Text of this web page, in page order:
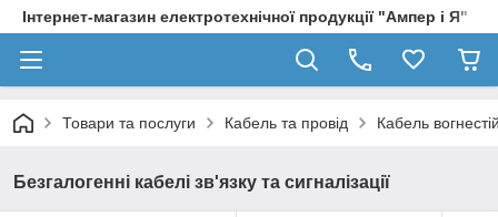
Інтернет-магазин електротехнічної продукції "Ампер і Я"
Товари та послуги Кабель та провід Кабель
Безгалогенні кабелі зв'язку та сигналізації